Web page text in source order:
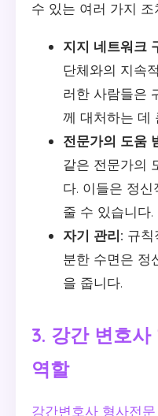
수 있는 여러 가지 조
지지 네트워크
단체와의 지속
러한 사람들은
께 대처하는 데
전문가의 도움
같은 전문가의
다. 이들은 정
줄 수 있습니다.
자기 관리: 규칙
분한 수면은 정
을 줍니다.
3. 강간 변호
역할
강간변호사 형사전